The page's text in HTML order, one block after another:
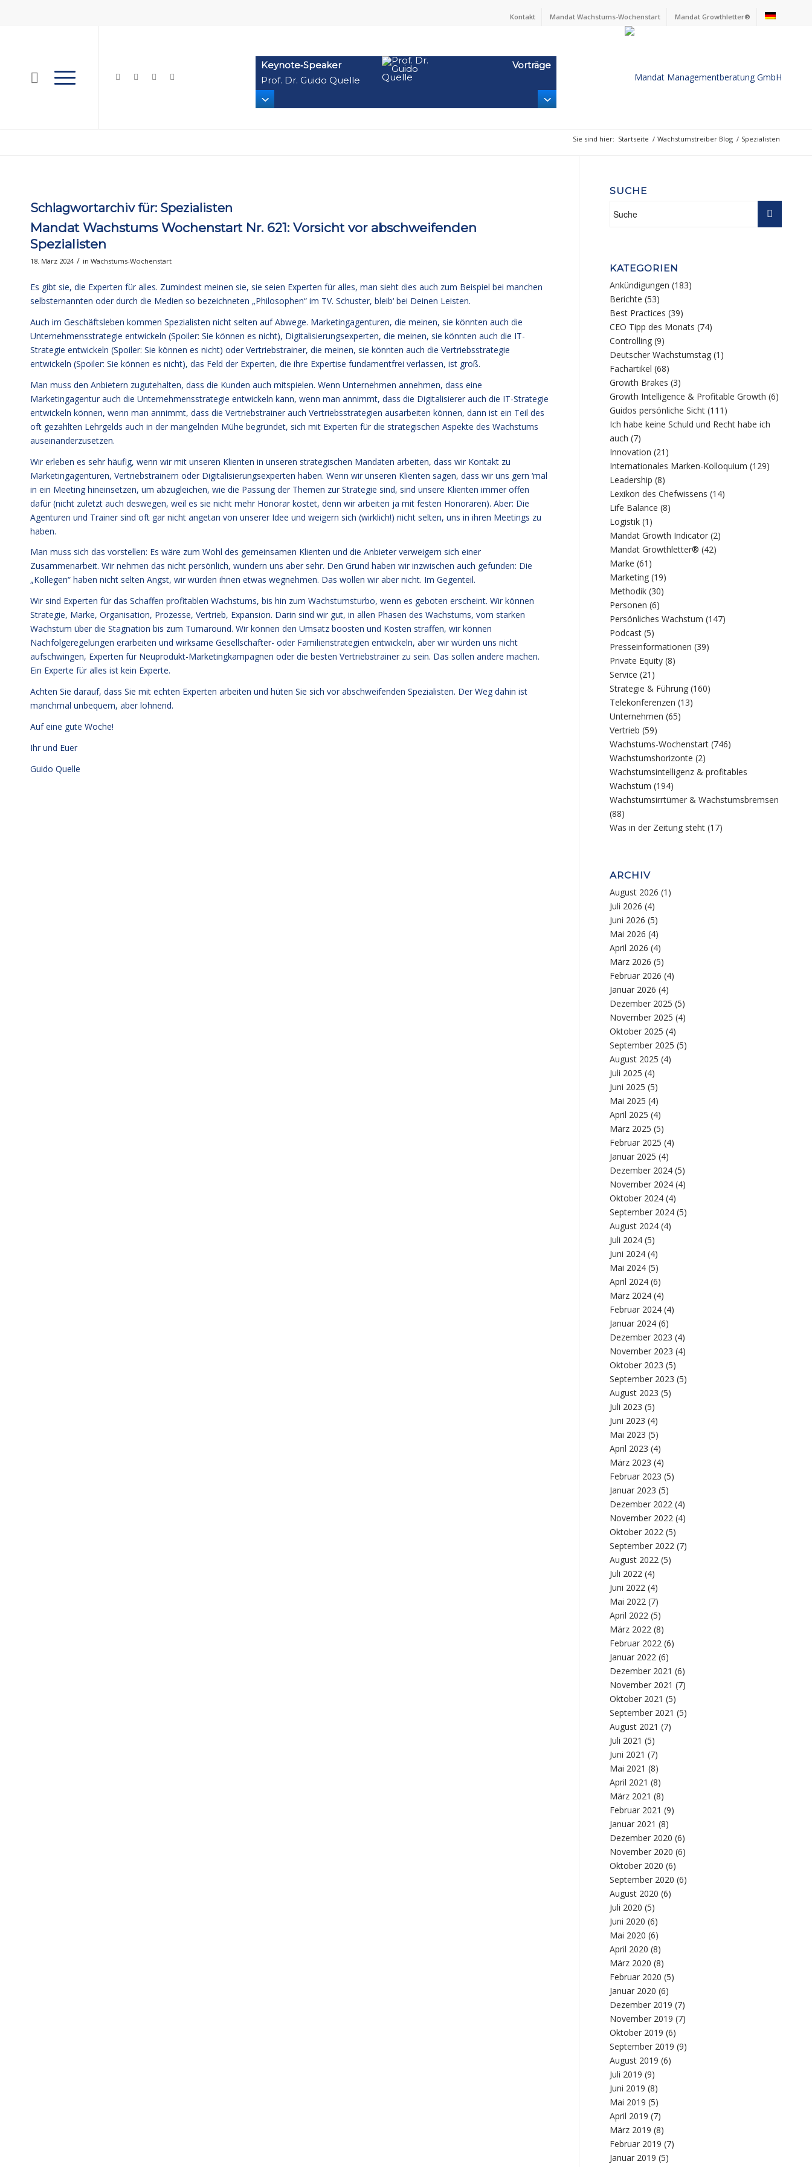
Kontakt Mandat Wachstums-Wochenstart Mandat Growthletter®
Keynote‑Speaker
Prof. Dr. Guido Quelle
Vorträge
Sie sind hier: Startseite / Wachstumstreiber Blog / Spezialisten
Schlagwortarchiv für: Spezialisten
Mandat Wachstums Wochenstart Nr. 621: Vorsicht vor abschweifenden
Spezialisten
18. März 2024 / in Wachstums-Wochenstart
Es gibt sie, die Experten für alles. Zumindest meinen sie, sie seien Experten für alles, man sieht dies auch zum Beispiel bei manchen
selbsternannten oder durch die Medien so bezeichneten „Philosophen“ im TV. Schuster, bleib‘ bei Deinen Leisten.
Auch im Geschäftsleben kommen Spezialisten nicht selten auf Abwege. Marketingagenturen, die meinen, sie könnten auch die
Unternehmensstrategie entwickeln (Spoiler: Sie können es nicht), Digitalisierungsexperten, die meinen, sie könnten auch die IT-
Strategie entwickeln (Spoiler: Sie können es nicht) oder Vertriebstrainer, die meinen, sie könnten auch die Vertriebsstrategie
entwickeln (Spoiler: Sie können es nicht), das Feld der Experten, die ihre Expertise fundamentfrei verlassen, ist groß.
Man muss den Anbietern zugutehalten, dass die Kunden auch mitspielen. Wenn Unternehmen annehmen, dass eine
Marketingagentur auch die Unternehmensstrategie entwickeln kann, wenn man annimmt, dass die Digitalisierer auch die IT-Strategie
entwickeln können, wenn man annimmt, dass die Vertriebstrainer auch Vertriebsstrategien ausarbeiten können, dann ist ein Teil des
oft gezahlten Lehrgelds auch in der mangelnden Mühe begründet, sich mit Experten für die strategischen Aspekte des Wachstums
auseinanderzusetzen.
Wir erleben es sehr häufig, wenn wir mit unseren Klienten in unseren strategischen Mandaten arbeiten, dass wir Kontakt zu
Marketingagenturen, Vertriebstrainern oder Digitalisierungsexperten haben. Wenn wir unseren Klienten sagen, dass wir uns gern ‘mal
in ein Meeting hineinsetzen, um abzugleichen, wie die Passung der Themen zur Strategie sind, sind unsere Klienten immer offen
dafür (nicht zuletzt auch deswegen, weil es sie nicht mehr Honorar kostet, denn wir arbeiten ja mit festen Honoraren). Aber: Die
Agenturen und Trainer sind oft gar nicht angetan von unserer Idee und weigern sich (wirklich!) nicht selten, uns in ihren Meetings zu
haben.
Man muss sich das vorstellen: Es wäre zum Wohl des gemeinsamen Klienten und die Anbieter verweigern sich einer
Zusammenarbeit. Wir nehmen das nicht persönlich, wundern uns aber sehr. Den Grund haben wir inzwischen auch gefunden: Die
„Kollegen“ haben nicht selten Angst, wir würden ihnen etwas wegnehmen. Das wollen wir aber nicht. Im Gegenteil.
Wir sind Experten für das Schaffen profitablen Wachstums, bis hin zum Wachstumsturbo, wenn es geboten erscheint. Wir können
Strategie, Marke, Organisation, Prozesse, Vertrieb, Expansion. Darin sind wir gut, in allen Phasen des Wachstums, vom starken
Wachstum über die Stagnation bis zum Turnaround. Wir können den Umsatz boosten und Kosten straffen, wir können
Nachfolgeregelungen erarbeiten und wirksame Gesellschafter- oder Familienstrategien entwickeln, aber wir würden uns nicht
aufschwingen, Experten für Neuprodukt-Marketingkampagnen oder die besten Vertriebstrainer zu sein. Das sollen andere machen.
Ein Experte für alles ist kein Experte.
Achten Sie darauf, dass Sie mit echten Experten arbeiten und hüten Sie sich vor abschweifenden Spezialisten. Der Weg dahin ist
manchmal unbequem, aber lohnend.
Auf eine gute Woche!
Ihr und Euer
Guido Quelle
SUCHE
KATEGORIEN
Ankündigungen (183)
Berichte (53)
Best Practices (39)
CEO Tipp des Monats (74)
Controlling (9)
Deutscher Wachstumstag (1)
Fachartikel (68)
Growth Brakes (3)
Growth Intelligence & Profitable Growth (6)
Guidos persönliche Sicht (111)
Ich habe keine Schuld und Recht habe ich
auch (7)
Innovation (21)
Internationales Marken-Kolloquium (129)
Leadership (8)
Lexikon des Chefwissens (14)
Life Balance (8)
Logistik (1)
Mandat Growth Indicator (2)
Mandat Growthletter® (42)
Marke (61)
Marketing (19)
Methodik (30)
Personen (6)
Persönliches Wachstum (147)
Podcast (5)
Presseinformationen (39)
Private Equity (8)
Service (21)
Strategie & Führung (160)
Telekonferenzen (13)
Unternehmen (65)
Vertrieb (59)
Wachstums-Wochenstart (746)
Wachstumshorizonte (2)
Wachstumsintelligenz & profitables
Wachstum (194)
Wachstumsirrtümer & Wachstumsbremsen
(88)
Was in der Zeitung steht (17)
ARCHIV
August 2026 (1)
Juli 2026 (4)
Juni 2026 (5)
Mai 2026 (4)
April 2026 (4)
März 2026 (5)
Februar 2026 (4)
Januar 2026 (4)
Dezember 2025 (5)
November 2025 (4)
Oktober 2025 (4)
September 2025 (5)
August 2025 (4)
Juli 2025 (4)
Juni 2025 (5)
Mai 2025 (4)
April 2025 (4)
März 2025 (5)
Februar 2025 (4)
Januar 2025 (4)
Dezember 2024 (5)
November 2024 (4)
Oktober 2024 (4)
September 2024 (5)
August 2024 (4)
Juli 2024 (5)
Juni 2024 (4)
Mai 2024 (5)
April 2024 (6)
März 2024 (4)
Februar 2024 (4)
Januar 2024 (6)
Dezember 2023 (4)
November 2023 (4)
Oktober 2023 (5)
September 2023 (5)
August 2023 (5)
Juli 2023 (5)
Juni 2023 (4)
Mai 2023 (5)
April 2023 (4)
März 2023 (4)
Februar 2023 (5)
Januar 2023 (5)
Dezember 2022 (4)
November 2022 (4)
Oktober 2022 (5)
September 2022 (7)
August 2022 (5)
Juli 2022 (4)
Juni 2022 (4)
Mai 2022 (7)
April 2022 (5)
März 2022 (8)
Februar 2022 (6)
Januar 2022 (6)
Dezember 2021 (6)
November 2021 (7)
Oktober 2021 (5)
September 2021 (5)
August 2021 (7)
Juli 2021 (5)
Juni 2021 (7)
Mai 2021 (8)
April 2021 (8)
März 2021 (8)
Februar 2021 (9)
Januar 2021 (8)
Dezember 2020 (6)
November 2020 (6)
Oktober 2020 (6)
September 2020 (6)
August 2020 (6)
Juli 2020 (5)
Juni 2020 (6)
Mai 2020 (6)
April 2020 (8)
März 2020 (8)
Februar 2020 (5)
Januar 2020 (6)
Dezember 2019 (7)
November 2019 (7)
Oktober 2019 (6)
September 2019 (9)
August 2019 (6)
Juli 2019 (9)
Juni 2019 (8)
Mai 2019 (5)
April 2019 (7)
März 2019 (8)
Februar 2019 (7)
Januar 2019 (5)